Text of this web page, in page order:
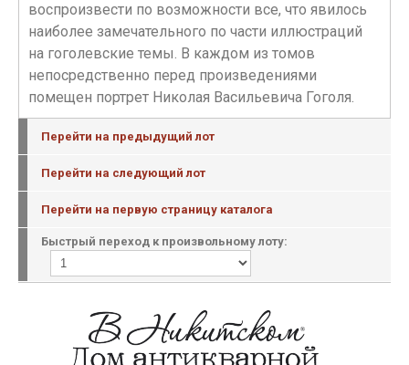
воспроизвести по возможности все, что явилось
наиболее замечательного по части иллюстраций
на гоголевские темы. В каждом из томов
непосредственно перед произведениями
помещен портрет Николая Васильевича Гоголя.
Перейти на предыдущий лот
Перейти на следующий лот
Перейти на первую страницу каталога
Быстрый переход к произвольному лоту: